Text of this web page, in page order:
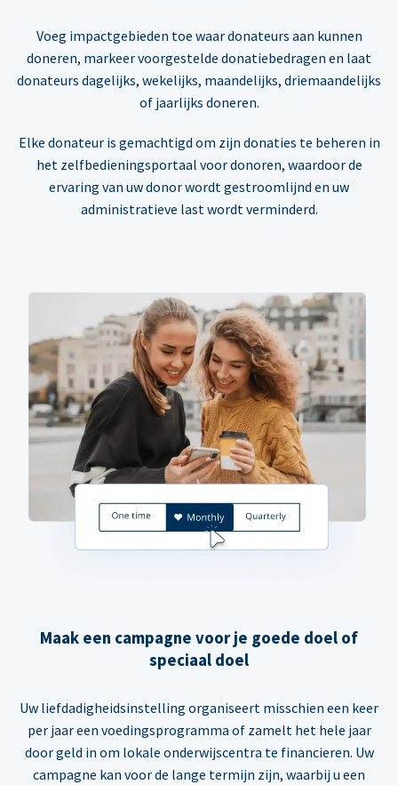
Voeg impactgebieden toe waar donateurs aan kunnen
doneren, markeer voorgestelde donatiebedragen en laat
donateurs dagelijks, wekelijks, maandelijks, driemaandelijks
of jaarlijks doneren.
Elke donateur is gemachtigd om zijn donaties te beheren in
het zelfbedieningsportaal voor donoren, waardoor de
ervaring van uw donor wordt gestroomlijnd en uw
administratieve last wordt verminderd.
Maak een campagne voor je goede doel of
speciaal doel
Uw liefdadigheidsinstelling organiseert misschien een keer
per jaar een voedingsprogramma of zamelt het hele jaar
door geld in om lokale onderwijscentra te financieren. Uw
campagne kan voor de lange termijn zijn, waarbij u een